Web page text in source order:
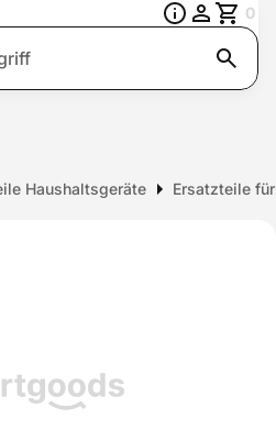
0
Haushaltsgeräte Ersatzteile